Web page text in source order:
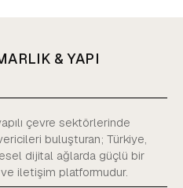
& YAPI
çevre sektörlerinde
buluşturan; Türkiye,
dijital ağlarda güçlü bir
ve iletişim platformudur.